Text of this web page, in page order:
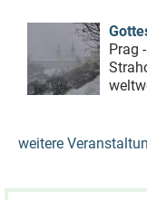
Prag
weitere